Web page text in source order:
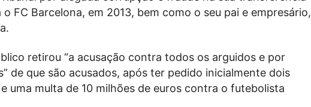
FC Barcelona, em 2013, bem como o seu pai e empresário,
retirou “a acusação contra todos os arguidos e por
de que são acusados, após ter pedido inicialmente dois
uma multa de 10 milhões de euros contra o futebolista